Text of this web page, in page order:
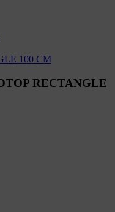
100 CM
RECTANGLE